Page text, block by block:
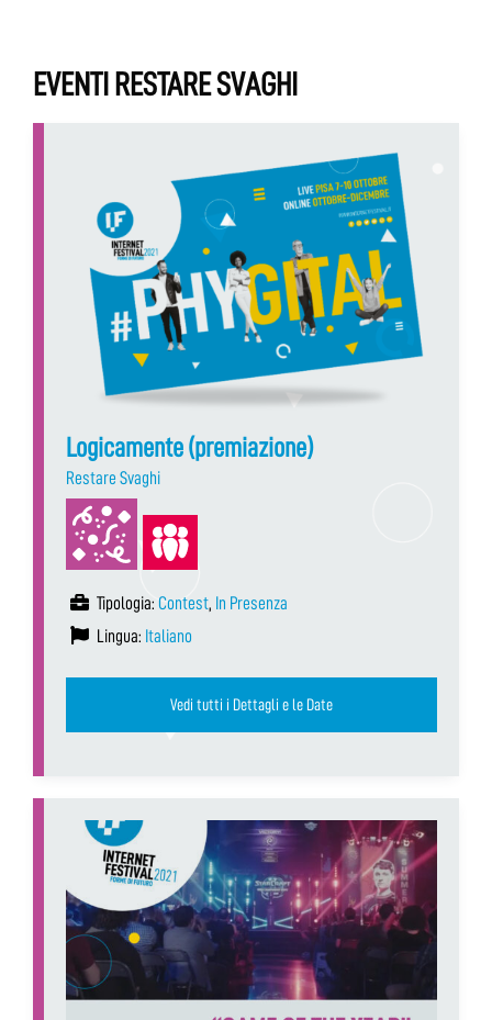
EVENTI RESTARE SVAGHI
Logicamente (premiazione)
Restare Svaghi
Tipologia: Contest, In Presenza
Lingua: Italiano
Vedi tutti i Dettagli e le Date